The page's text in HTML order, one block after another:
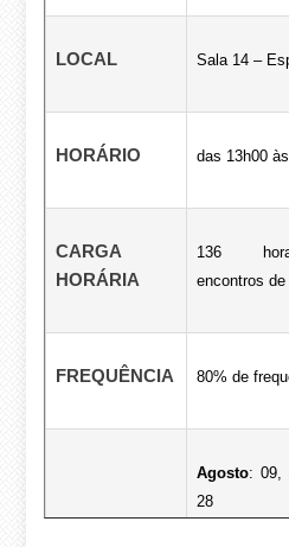
LOCAL Sala 14 –
HORÁRIO das 13h00
CARGA
HORÁRIA
136
encontros
FREQUÊNCIA 80% de
Agosto: 09,
28